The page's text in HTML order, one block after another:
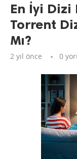
En İyi
Torrent
Mı?
2 yıl önce 0